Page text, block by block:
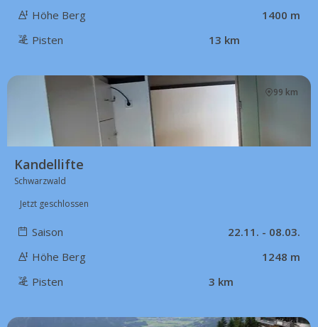
Höhe Berg
1400 m
Pisten
13 km
99 km
Kandellifte
Schwarzwald
Jetzt geschlossen
Saison
22.11. - 08.03.
Höhe Berg
1248 m
Pisten
3 km